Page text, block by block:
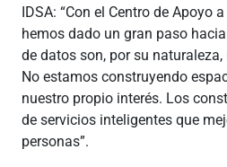
IDSA: “Con el Centro de Apoyo
hemos dado un gran paso
de datos son, por su
No estamos construyendo
nuestro propio interés. Los
de servicios inteligentes que
personas”.